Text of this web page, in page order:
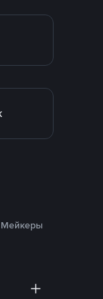
Мейкеры